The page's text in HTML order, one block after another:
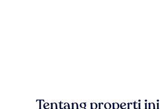
Tentang properti ini